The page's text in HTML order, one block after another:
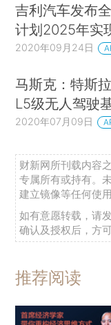
吉利汽车发布
计划2025年实
2020年09月24日
马斯克：特斯
L5级无人驾驶
2020年07月09日
财新网所刊载内容
专属所有或持有。
建立镜像等任何使用
如有意愿转载，请
确认及授权后，方可
推荐阅读